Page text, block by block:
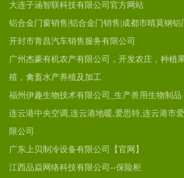
大连子涵智联科技有限公司官方网站
铝合金门窗销售|铝合金门销售|成都市晴莫钢铝
开封市青昌汽车销售服务有限公司
广州杰豪有机农产有限公司，开发农庄，种植
殖，禽畜水产养殖及加工
福州伊趣生物技术有限公司_生产兽用生物制品
连云港中央空调,连云港地暖,爱思特,连云港市
限公司
广东上贝制冷设备有限公司【官网】
江西品焱网络科技有限公司--保险柜